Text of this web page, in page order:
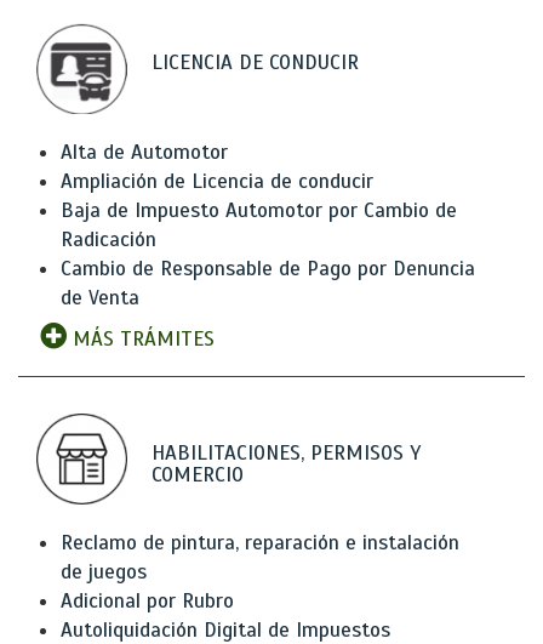
LICENCIA DE CONDUCIR
Alta de Automotor
Ampliación de Licencia de conducir
Baja de Impuesto Automotor por Cambio de
Radicación
Cambio de Responsable de Pago por Denuncia
de Venta
MÁS TRÁMITES
HABILITACIONES, PERMISOS Y
COMERCIO
Reclamo de pintura, reparación e instalación
de juegos
Adicional por Rubro
Autoliquidación Digital de Impuestos